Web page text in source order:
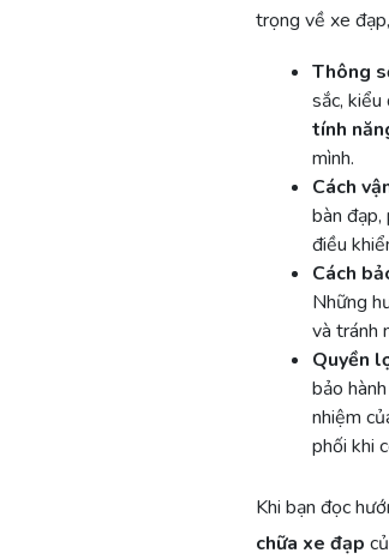
trọng về xe
Thông
sắc,
tính
mình.
Cách
bàn đạp,
điều
Cách
Những
và tránh
Quyền
bảo
nhiệm
phối khi
Khi bạn đọc
chữa xe đạp